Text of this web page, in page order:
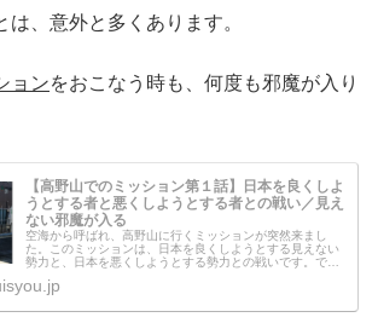
は、意外と多くあります。
ョンをおこなう時も、何度も邪魔が入り
【高野山でのミッション第１話】日本を良くしよ
うとする者と悪くしようとする者との戦い／見え
ない邪魔が入る
空海から呼ばれ、高野山に行くミッションが突然来まし
た。このミッションは、日本を良くしようとする見えない
勢力と、日本を悪くしようとする勢力との戦いです。です
魔が入り、あり得ないことが連続して...